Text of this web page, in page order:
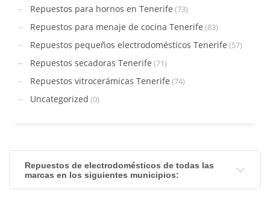
Repuestos para hornos en Tenerife (73)
Repuestos para menaje de cocina Tenerife (83)
Repuestos pequeños electrodomésticos Tenerife (57)
Repuestos secadoras Tenerife (71)
Repuestos vitrocerámicas Tenerife (74)
Uncategorized (0)
Repuestos de electrodomésticos de todas las
marcas en los siguientes municipios: